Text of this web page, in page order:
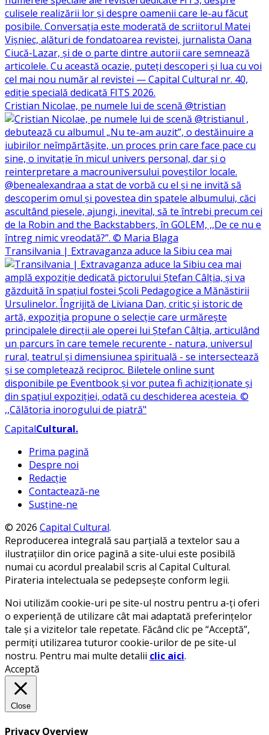
Cristian Nicolae, pe numele lui de scenă @tristian
Transilvania | Extravaganza aduce la Sibiu cea mai
CapitalCultural.
Prima pagină
Despre noi
Redacție
Contactează-ne
Susține-ne
© 2026 Capital Cultural.
Reproducerea integrală sau parțială a textelor sau a
ilustrațiilor din orice pagină a site-ului este posibilă
numai cu acordul prealabil scris al Capital Cultural.
Pirateria intelectuala se pedepsește conform legii.
Noi utilizăm cookie-uri pe site-ul nostru pentru a-ți oferi
o experiență de utilizare cât mai adaptată preferințelor
tale și a vizitelor tale repetate. Făcând clic pe “Acceptă”,
permiți utilizarea tuturor cookie-urilor de pe site-ul
nostru. Pentru mai multe detalii clic aici.
Acceptă
Close
Privacy Overview